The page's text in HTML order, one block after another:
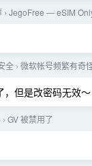
› JegoFree — eSIM
全 › 微软帐号频繁有奇
，但是改密码无效～
› GV 被禁用了